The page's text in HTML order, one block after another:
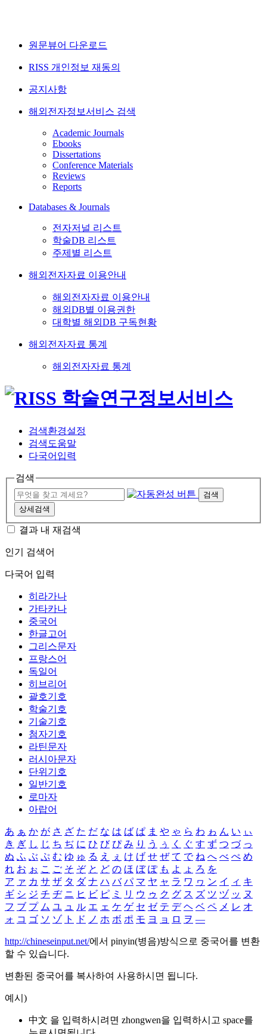
원문뷰어 다운로드
RISS 개인정보 재동의
공지사항
해외전자정보서비스 검색
Academic Journals
Ebooks
Dissertations
Conference Materials
Reviews
Reports
Databases & Journals
전자저널 리스트
학술DB 리스트
주제별 리스트
해외전자자료 이용안내
해외전자자료 이용안내
해외DB별 이용권한
대학별 해외DB 구독현황
해외전자자료 통계
해외전자자료 통계
검색환경설정
검색도움말
다국어입력
검색
검색
상세검색
결과 내 재검색
인기 검색어
다국어 입력
히라가나
가타카나
중국어
한글고어
그리스문자
프랑스어
독일어
히브리어
괄호기호
학술기호
기술기호
첨자기호
라틴문자
러시아문자
단위기호
일반기호
로마자
아랍어
あ ぁ か が さ ざ た だ な は ば ぱ ま や ゃ ら わ ゎ ん い ぃ
き ぎ し じ ち ぢ に ひ び ぴ み り う ぅ く ぐ す ず つ づ っ
ぬ ふ ぶ ぷ む ゆ ゅ る え ぇ け げ せ ぜ て で ね へ べ ぺ め
れ お ぉ こ ご そ ぞ と ど の ほ ぼ ぽ も よ ょ ろ を
ア ァ カ サ ザ タ ダ ナ ハ バ パ マ ヤ ャ ラ ワ ヮ ン イ ィ キ
ギ シ ジ チ ヂ ニ ヒ ビ ピ ミ リ ウ ゥ ク グ ス ズ ツ ヅ ッ ヌ
フ ブ プ ム ユ ュ ル エ ェ ケ ゲ セ ゼ テ デ ヘ ベ ペ メ レ オ
ォ コ ゴ ソ ゾ ト ド ノ ホ ボ ポ モ ヨ ョ ロ ヲ ―
http://chineseinput.net/에서 pinyin(병음)방식으로 중국어를 변환
할 수 있습니다.
변환된 중국어를 복사하여 사용하시면 됩니다.
예시)
中文 을 입력하시려면 zhongwen을 입력하시고 space를